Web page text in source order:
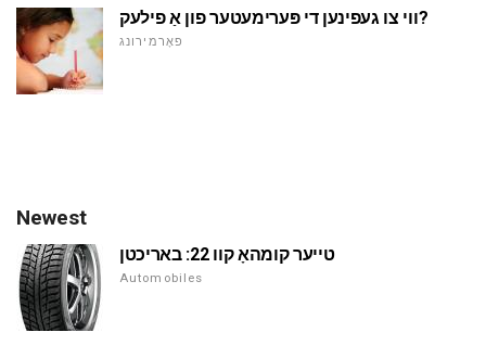
ווי צו געפינען די פּערימעטער פון אַ פילעק?
פאָרמירונג
Newest
טייער קומהאָ קוו 22: באריכטן
Automobiles